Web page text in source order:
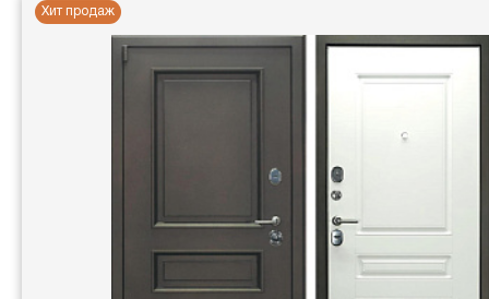
Хит продаж